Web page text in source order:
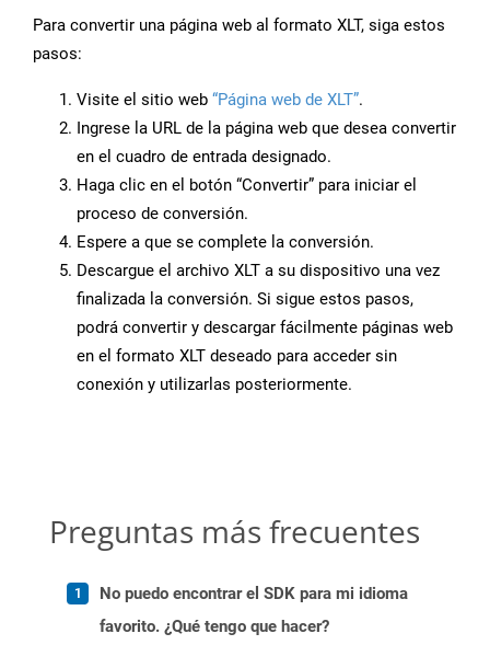
Para convertir una página web al formato XLT, siga estos
pasos:
Visite el sitio web “Página web de XLT”.
Ingrese la URL de la página web que desea convertir
en el cuadro de entrada designado.
Haga clic en el botón “Convertir” para iniciar el
proceso de conversión.
Espere a que se complete la conversión.
Descargue el archivo XLT a su dispositivo una vez
finalizada la conversión. Si sigue estos pasos,
podrá convertir y descargar fácilmente páginas web
en el formato XLT deseado para acceder sin
conexión y utilizarlas posteriormente.
Preguntas más frecuentes
No puedo encontrar el SDK para mi idioma
favorito. ¿Qué tengo que hacer?